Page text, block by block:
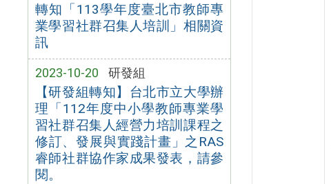
轉知「113學年度臺北市教師專
業學習社群召集人培訓」相關資
訊
2023-10-20 研發組
【研發組轉知】台北市立大學辦
理「112年度中小學教師專業學
習社群召集人經營力培訓課程之
修訂、發展與實踐計畫」之RAS
睿師社群協作家成果發表，請參
閱。